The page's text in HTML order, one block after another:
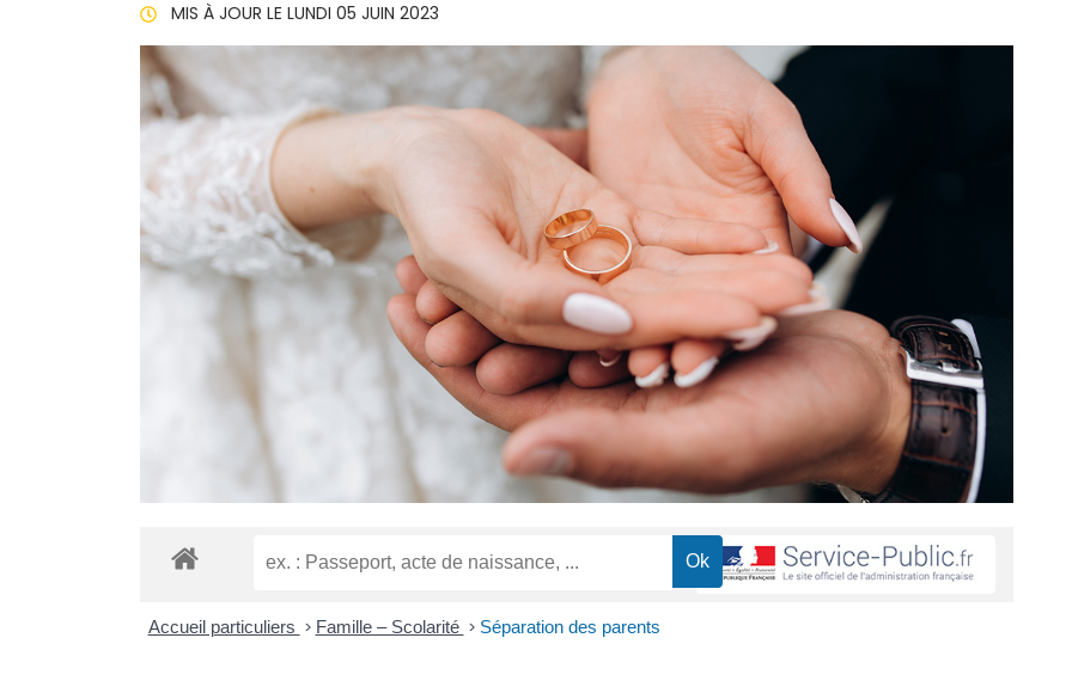
MIS À JOUR LE LUNDI 05 JUIN 2023
Accueil particuliers > Famille – Scolarité > Séparation des parents